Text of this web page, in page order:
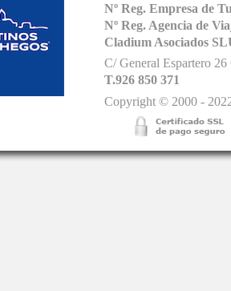
Nº Reg. Empresa de
Nº Reg. Agencia de
Cladium Asociados
C/ General Espartero
T.926 850 371
Copyright © 2000 -